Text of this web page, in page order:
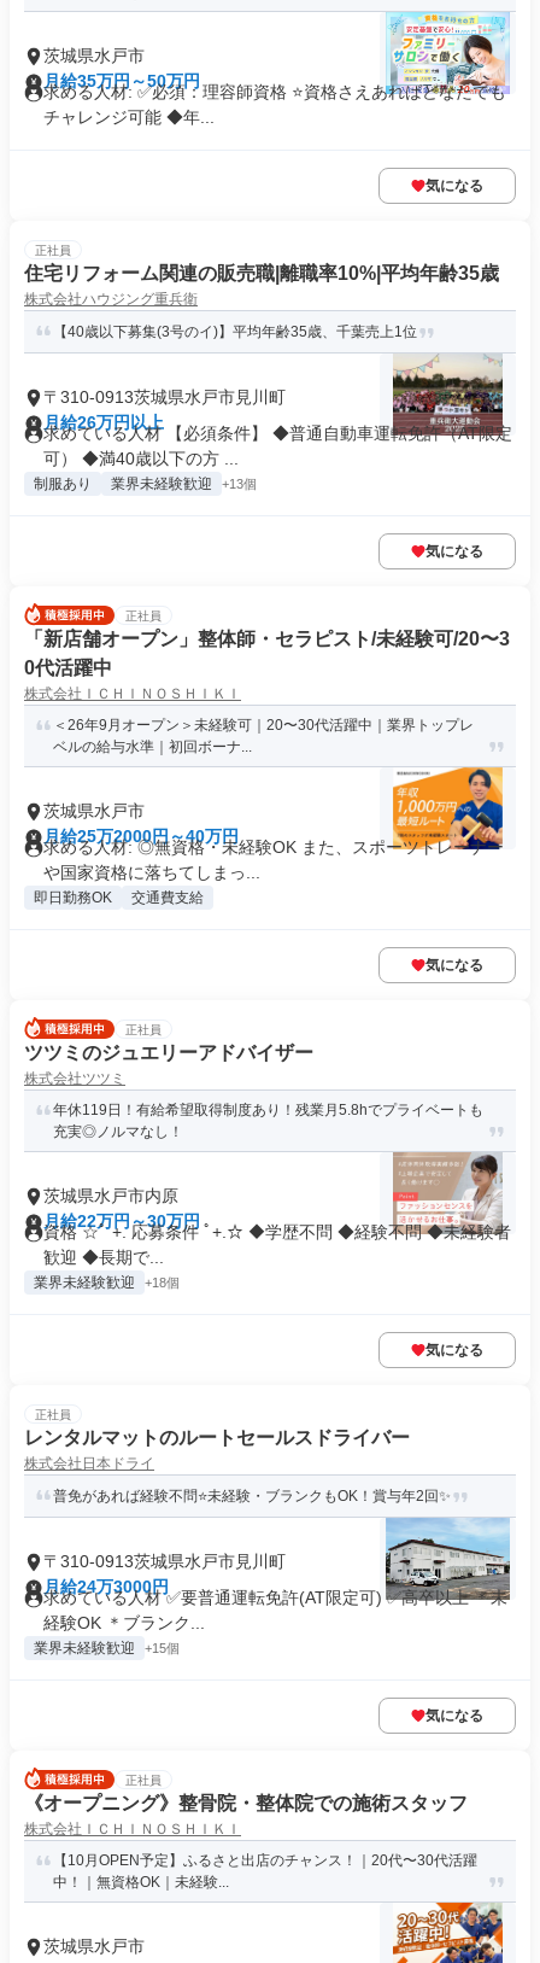
茨城県水戸市
月給35万円～50万円
求める人材: ✅必須：理容師資格 ⭐️資格さえあればどなたでも
チャレンジ可能 ◆年...
気になる
正社員
住宅リフォーム関連の販売職|離職率10%|平均年齢35歳
株式会社ハウジング重兵衛
【40歳以下募集(3号のイ)】平均年齢35歳、千葉売上1位
〒310-0913茨城県水戸市見川町
月給26万円以上
求めている人材 【必須条件】 ◆普通自動車運転免許（AT限定
可） ◆満40歳以下の方 ...
制服あり 業界未経験歓迎 +13個
気になる
正社員
「新店舗オープン」整体師・セラピスト/未経験可/20〜3
0代活躍中
株式会社ＩＣＨＩＮＯＳＨＩＫＩ
＜26年9月オープン＞未経験可｜20〜30代活躍中｜業界トップレ
ベルの給与水準｜初回ボーナ...
茨城県水戸市
月給25万2000円～40万円
求める人材: ◎無資格・未経験OK また、スポーツトレーナー
や国家資格に落ちてしまっ...
即日勤務OK 交通費支給
気になる
正社員
ツツミのジュエリーアドバイザー
株式会社ツツミ
年休119日！有給希望取得制度あり！残業月5.8hでプライベートも
充実◎ノルマなし！
茨城県水戸市内原
月給22万円～30万円
資格 ☆ﾟ +. 応募条件 ﾟ+.☆ ◆学歴不問 ◆経験不問 ◆未経験者
歓迎 ◆長期で...
業界未経験歓迎 +18個
気になる
正社員
レンタルマットのルートセールスドライバー
株式会社日本ドライ
普免があれば経験不問⭐未経験・ブランクもOK！賞与年2回✨
〒310-0913茨城県水戸市見川町
月給24万3000円
求めている人材 ✅要普通運転免許(AT限定可) ✅高卒以上 ＊未
経験OK ＊ブランク...
業界未経験歓迎 +15個
気になる
正社員
《オープニング》整骨院・整体院での施術スタッフ
株式会社ＩＣＨＩＮＯＳＨＩＫＩ
【10月OPEN予定】ふるさと出店のチャンス！｜20代〜30代活躍
中！｜無資格OK｜未経験...
茨城県水戸市